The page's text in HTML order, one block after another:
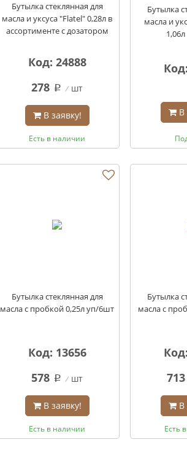
Бутылка стеклянная для
масла и уксуса "Flatel" 0,28л в
ассортименте с дозатором
Код: 24888
278 q шт
В заявку!
Есть в наличии
Бутылка
масла и
В
Бутылка стеклянная для
масла с пробкой 0,25л уп/6шт
Код: 13656
578 q шт
В заявку!
Есть в наличии
Бутылка
масла с
713
В
Есть